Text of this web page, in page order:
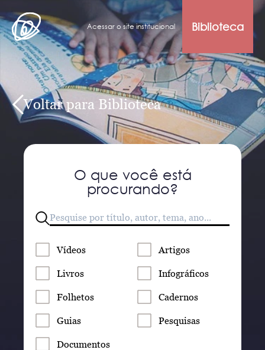
Acessar o site institucional Biblioteca
Voltar para Biblioteca
O que você está
procurando?
Vídeos Artigos
Livros Infográficos
Folhetos Cadernos
Guias Pesquisas
Documentos